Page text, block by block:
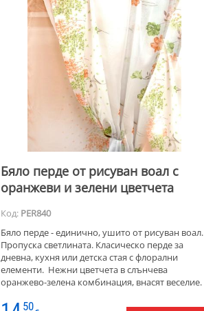
Бяло перде от рисуван воал с
оранжеви и зелени цветчета
Код: PER840
Бяло перде - единично, ушито от рисуван воал.
Пропуска светлината. Класическо перде за
дневна, кухня или детска стая с флорални
елементи. Нежни цветчета в слънчева
оранжево-зелена комбинация, внасят веселие.
дебели завеси в зелено или оранжево, с
50